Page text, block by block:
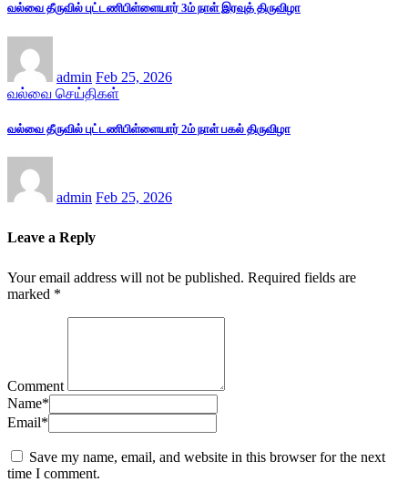
வல்வை தீருவில் புட்டணிபிள்ளையார் 3ம் நாள் இரவுத் திருவிழா
admin Feb 25, 2026
வல்வை செய்திகள்
வல்வை தீருவில் புட்டணிபிள்ளையார் 2ம் நாள் பகல் திருவிழா
admin Feb 25, 2026
Leave a Reply
Your email address will not be published. Required fields are
marked *
Comment
Name*
Email*
Save my name, email, and website in this browser for the next
time I comment.